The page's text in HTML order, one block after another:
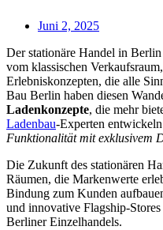
Juni 2, 2025
Der stationäre Handel in
vom klassischen
Erlebniskonzepten, die alle
Bau Berlin haben diesen
Ladenkonzepte, die mehr
Ladenbau-Experten
Funktionalität mit exklusivem
Die Zukunft des stationären
Räumen, die Markenwerte
Bindung zum Kunden
und innovative Flagship-
Berliner Einzelhandels.